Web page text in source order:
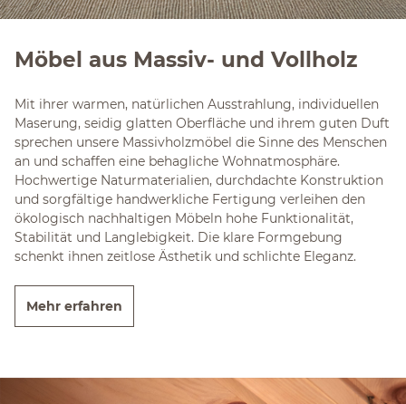
Möbel aus Massiv- und Vollholz
Mit ihrer warmen, natürlichen Ausstrahlung, individuellen
Maserung, seidig glatten Oberfläche und ihrem guten Duft
sprechen unsere Massivholzmöbel die Sinne des Menschen
an und schaffen eine behagliche Wohnatmosphäre.
Hochwertige Naturmaterialien, durchdachte Konstruktion
und sorgfältige handwerkliche Fertigung verleihen den
ökologisch nachhaltigen Möbeln hohe Funktionalität,
Stabilität und Langlebigkeit. Die klare Formgebung
schenkt ihnen zeitlose Ästhetik und schlichte Eleganz.
Mehr erfahren